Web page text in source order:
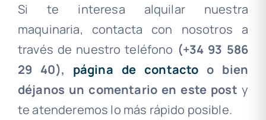
Si te interesa alquilar nuestra
maquinaria, contacta con nosotros a
través de nuestro teléfono (+34 93 586
29 40), página de contacto o bien
déjanos un comentario en este post y
te atenderemos lo más rápido posible.